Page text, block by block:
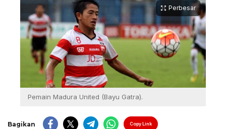
Perbesar
Pemain Madura United (Bayu Gatra).
Bagikan Copy Link